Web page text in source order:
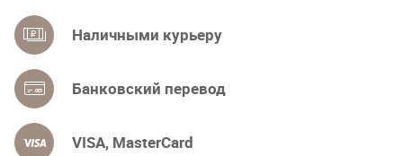
Наличными курьеру
Банковский перевод
VISA, MasterCard